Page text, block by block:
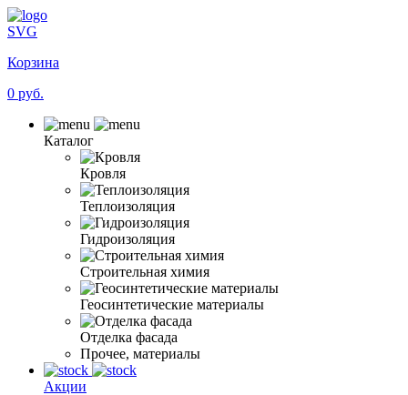
SVG
Корзина
0 руб.
Каталог
Кровля
Теплоизоляция
Гидроизоляция
Строительная химия
Геосинтетические материалы
Отделка фасада
Прочее, материалы
Акции